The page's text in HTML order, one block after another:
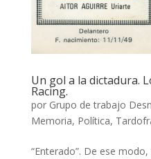
Un gol a la dictadura.
Racing.
por Grupo de trabajo
Memoria, Política,
“Enterado”. De ese